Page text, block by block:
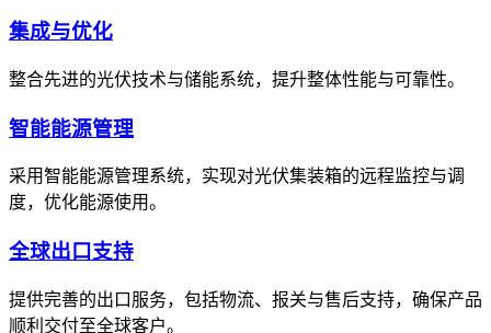
集成与优化
整合先进的光伏技术与储能系统，提升整体性能与可靠性。
智能能源管理
采用智能能源管理系统，实现对光伏集装箱的远程监控与调
度，优化能源使用。
全球出口支持
提供完善的出口服务，包括物流、报关与售后支持，确保产品
顺利交付至全球客户。